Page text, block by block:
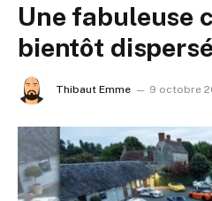
Une fabuleuse
bientôt
Thibaut Emme 9 octobre